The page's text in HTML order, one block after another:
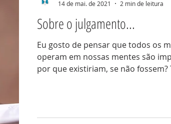
Sobre o julgamento...
Eu gosto de pensar que todos os
operam em nossas mentes são
por que existiriam, se não fossem?
14 de mai. de 2021
2 min de leitura